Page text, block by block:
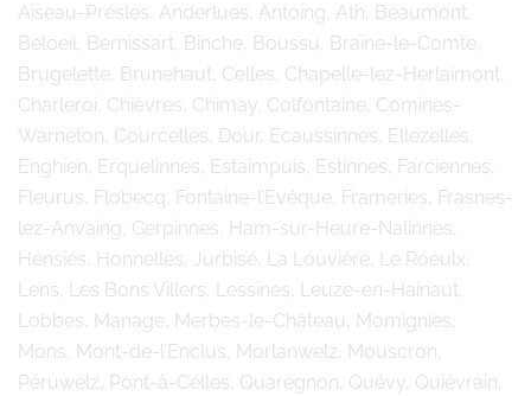
Aiseau-Presles, Anderlues, Antoing, Ath, Beaumont,
Beloeil, Bernissart, Binche, Boussu, Braine-le-Comte,
Brugelette, Brunehaut, Celles, Chapelle-lez-Herlaimont,
Charleroi, Chièvres, Chimay, Colfontaine, Comines-
Warneton, Courcelles, Dour, Ecaussinnes, Ellezelles,
Enghien, Erquelinnes, Estaimpuis, Estinnes, Farciennes,
Fleurus, Flobecq, Fontaine-l’Evêque, Frameries, Frasnes-
lez-Anvaing, Gerpinnes, Ham-sur-Heure-Nalinnes,
Hensies, Honnelles, Jurbise, La Louvière, Le Roeulx,
Lens, Les Bons Villers, Lessines, Leuze-en-Hainaut,
Lobbes, Manage, Merbes-le-Château, Momignies,
Mons, Mont-de-l’Enclus, Morlanwelz, Mouscron,
Péruwelz, Pont-à-Celles, Quaregnon, Quévy, Quiévrain,